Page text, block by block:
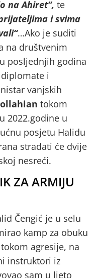
na Ahiret“, te
i svima
…Ako je suditi
na društvenim
posljednjih godina
i
vanjskih
tokom
2022.godine u
posjetu Halidu
stradati će dvije
nesreći.
ZA ARMIJU
Čengić je u selu
kamp za obuku
agresije, na
instruktori iz
sam u ljeto